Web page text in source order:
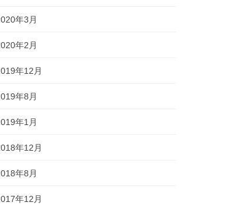
年3月
年2月
年12月
年8月
年1月
年12月
年8月
年12月